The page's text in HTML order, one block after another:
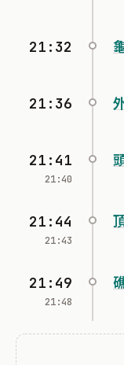
21:32
21:36
21:41
21:40
21:44
21:43
21:49
21:48